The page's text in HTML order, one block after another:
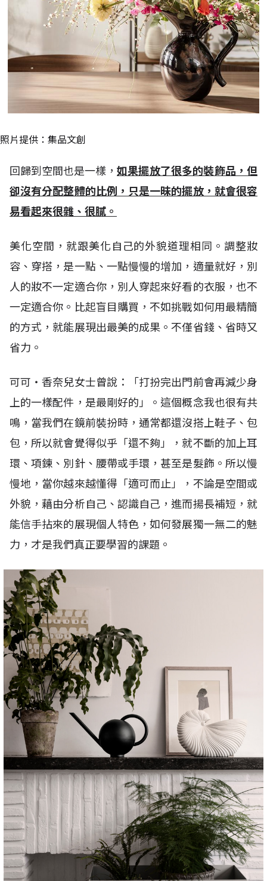
照片提供：集品文創
回歸到空間也是一樣， 如果擺放了很多的裝飾品，但
卻沒有分配整體的比例，只是一昧的擺放，就會很容
易看起來很雜、很膩。
美化空間，就跟美化自己的外貌道理相同。調整妝
容、穿搭，是一點、一點慢慢的增加，適量就好，別
人的妝不一定適合你，別人穿起來好看的衣服，也不
一定適合你。比起盲目購買，不如挑戰如何用最精簡
的方式，就能展現出最美的成果。不僅省錢、省時又
省力。
可可‧香奈兒女士曾說：「打扮完出門前會再減少身
上的一樣配件，是最剛好的」。這個概念我也很有共
鳴，當我們在鏡前裝扮時，通常都還沒搭上鞋子、包
包，所以就會覺得似乎「還不夠」，就不斷的加上耳
環、項鍊、別針、腰帶或手環，甚至是髮飾。所以慢
慢地，當你越來越懂得「適可而止」，不論是空間或
外貌，藉由分析自己、認識自己，進而揚長補短，就
能信手拈來的展現個人特色，如何發展獨一無二的魅
力，才是我們真正要學習的課題。